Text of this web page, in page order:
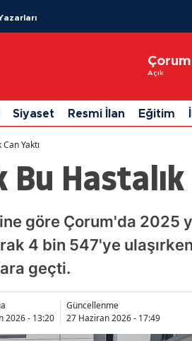
Çorum
Açık
Ağrı
Artvin
Bilecik
Siyaset Resmi İlan Eğitim
Yaktı
Bu
göre Çorum'da 2025
4 bin 547'ye
geçti.
2026 - 13:20
Güncellenme
27 Haziran 2026 - 17:49